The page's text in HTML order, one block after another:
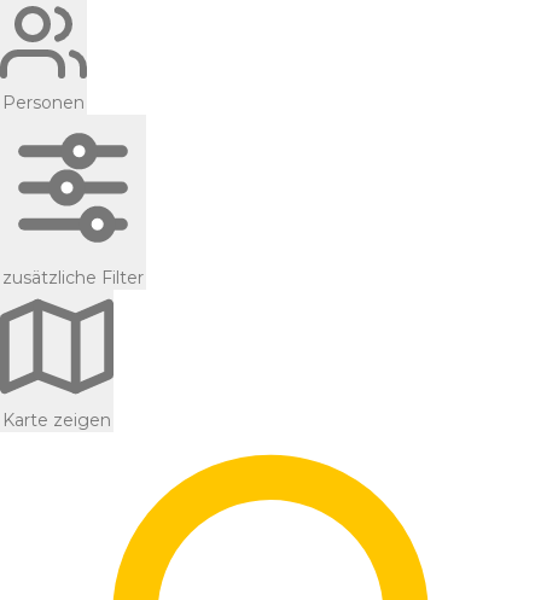
Personen
zusätzliche Filter
Karte zeigen